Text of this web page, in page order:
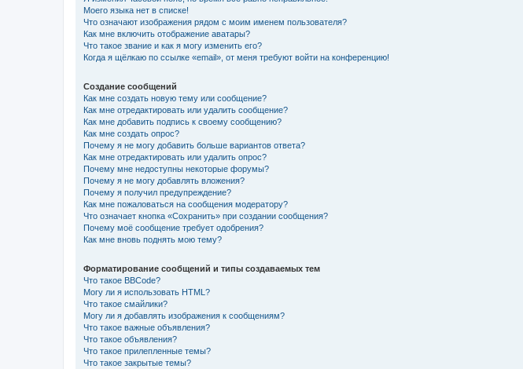
Моего языка нет в списке!
Что означают изображения рядом с моим именем пользователя?
Как мне включить отображение аватары?
Что такое звание и как я могу изменить его?
Когда я щёлкаю по ссылке «email», от меня требуют войти на конференцию!
Создание сообщений
Как мне создать новую тему или сообщение?
Как мне отредактировать или удалить сообщение?
Как мне добавить подпись к своему сообщению?
Как мне создать опрос?
Почему я не могу добавить больше вариантов ответа?
Как мне отредактировать или удалить опрос?
Почему мне недоступны некоторые форумы?
Почему я не могу добавлять вложения?
Почему я получил предупреждение?
Как мне пожаловаться на сообщения модератору?
Что означает кнопка «Сохранить» при создании сообщения?
Почему моё сообщение требует одобрения?
Как мне вновь поднять мою тему?
Форматирование сообщений и типы создаваемых тем
Что такое BBCode?
Могу ли я использовать HTML?
Что такое смайлики?
Могу ли я добавлять изображения к сообщениям?
Что такое важные объявления?
Что такое объявления?
Что такое прилепленные темы?
Что такое закрытые темы?